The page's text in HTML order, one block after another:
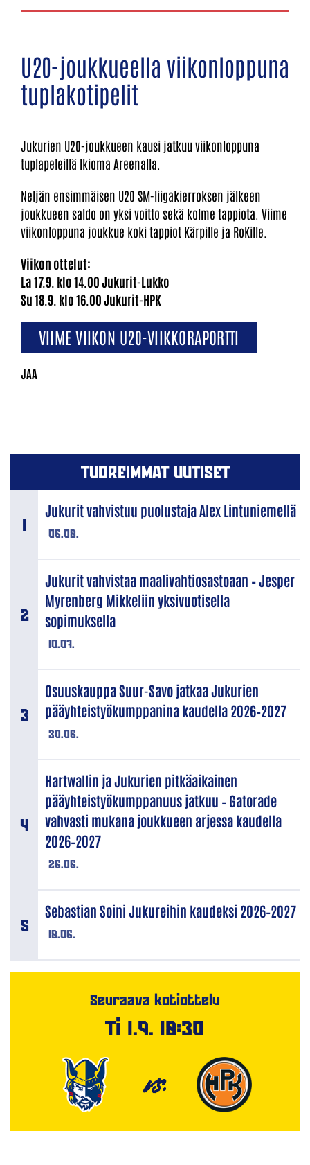
U20-joukkueella viikonloppuna
tuplakotipelit
Jukurien U20-joukkueen kausi jatkuu viikonloppuna
tuplapeleillä Ikioma Areenalla.
Neljän ensimmäisen U20 SM-liigakierroksen jälkeen
joukkueen saldo on yksi voitto sekä kolme tappiota. Viime
viikonloppuna joukkue koki tappiot Kärpille ja RoKille.
Viikon ottelut:
La 17.9. klo 14.00 Jukurit-Lukko
Su 18.9. klo 16.00 Jukurit-HPK
VIIME VIIKON U20-VIIKKORAPORTTI
TUOREIMMAT UUTISET
06.08.
Jukurit vahvistuu puolustaja Alex Lintuniemellä
10.07.
Jukurit vahvistaa maalivahtiosastoaan – Jesper
Myrenberg Mikkeliin yksivuotisella
sopimuksella
30.06.
Osuuskauppa Suur-Savo jatkaa Jukurien
pääyhteistyökumppanina kaudella 2026–2027
26.06.
Hartwallin ja Jukurien pitkäaikainen
pääyhteistyökumppanuus jatkuu – Gatorade
vahvasti mukana joukkueen arjessa kaudella
2026–2027
18.06.
Sebastian Soini Jukureihin kaudeksi 2026–2027
Seuraava kotiottelu
Ti 1.9. 18:30
VS.